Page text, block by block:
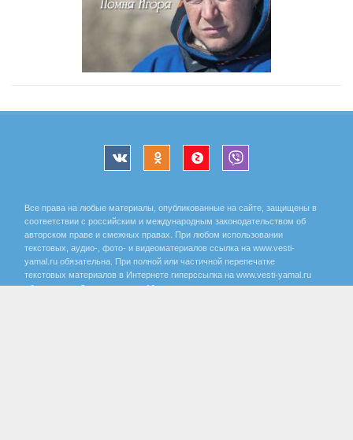
Все права на любые материалы, опубликованные на сайте, защищены в
соответствии с российским и международным законодательством об
авторском праве и смежных правах. При любом использовании
текстовых, аудио-, фото- и видеоматериалов ссылка на www.vesti-
yamal.ru обязательна. При полной или частичной перепечатке
текстовых материалов в Интернете гиперссылка на www.vesti-yamal.ru
обязательна. Для лиц старше 16 лет.